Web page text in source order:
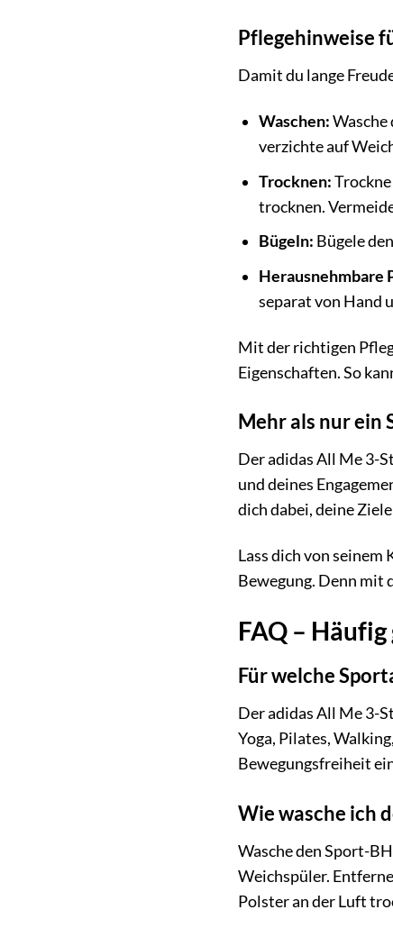
Pflegehinweise
Damit du lange
Waschen:Wasche
verzichte auf
Trocknen:
trocknen.
Bügeln: Bügele
Herausnehmbare
separat von Hand
Mit der richtigen
Eigenschaften. So
Mehr als nur ein
Der adidas All Me 3-
und deines
dich dabei, deine
Lass dich von
Bewegung. Denn mit
FAQ –
Für welche
Der adidas All Me 3-
Yoga, Pilates,
Bewegungsfreiheit
Wie wasche ich
Wasche den Sport-
Weichspüler.
Polster an der Luft